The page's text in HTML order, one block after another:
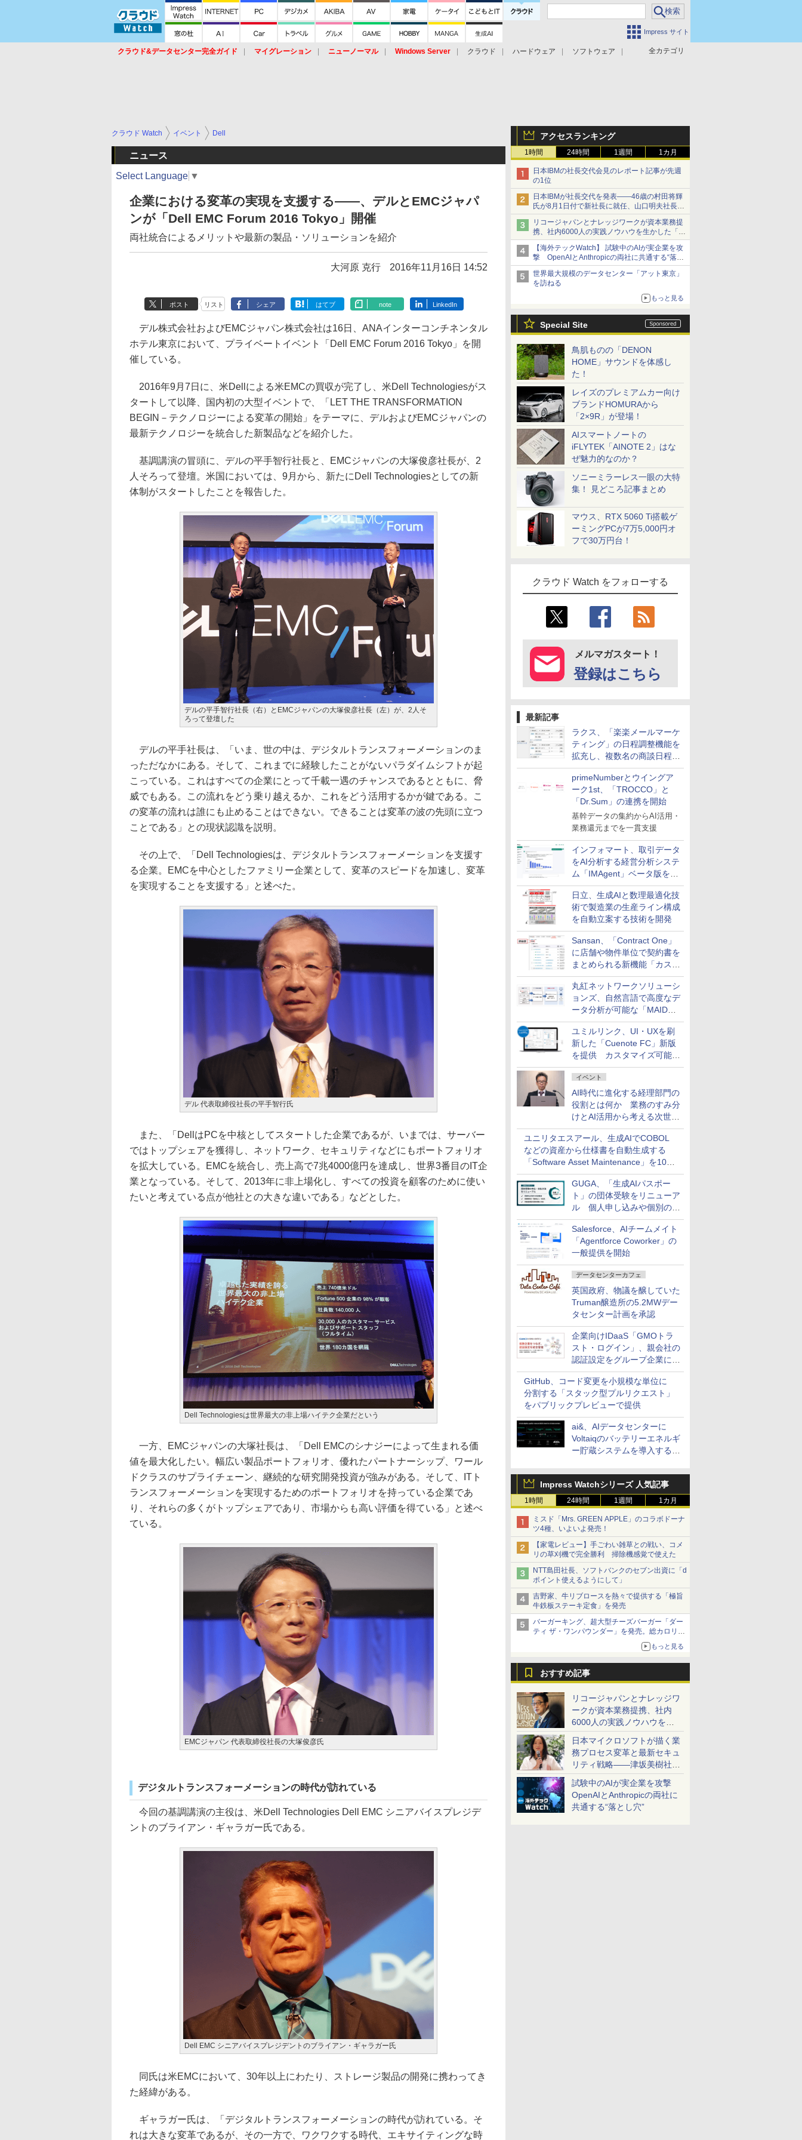
Impress サイト
全カテゴリ
クラウド&データセンター完全ガイド マイグレーション ニューノーマル Windows Server クラウド ハードウェア
ソフトウェア
アクセスランキング
1時間 24時間 1週間 1カ月
日本IBMの社長交代会見のレポート記事が先週
の1位
日本IBMが社長交代を発表――46歳の村田将輝
氏が8月1日付で新社長に就任、山口明夫社長は
会長へ
リコージャパンとナレッジワークが資本業務提
携、社内6000人の実践ノウハウを生かした「AI
商談記録 for RICOH」を展開へ
【海外テックWatch】 試験中のAIが実企業を攻
撃 OpenAIとAnthropicの両社に共通する“落と
し穴”
世界最大規模のデータセンター「アット東京」
を訪ねる
もっと見る
Special Site
鳥肌ものの「DENON
HOME」サウンドを体感し
た！
レイズのプレミアムカー向け
ブランドHOMURAから
「2×9R」が登場！
AIスマートノートの
iFLYTEK「AINOTE 2」はな
ぜ魅力的なのか？
ソニーミラーレス一眼の大特
集！ 見どころ記事まとめ
マウス、RTX 5060 Ti搭載ゲ
ーミングPCが7万5,000円オ
フで30万円台！
クラウド Watch をフォローする
メルマガスタート！
登録はこちら
最新記事
ラクス、「楽楽メールマーケ
ティング」の日程調整機能を
拡充し、複数名の商談日程調
整を効率化
primeNumberとウイングア
ーク1st、「TROCCO」と
「Dr.Sum」の連携を開始
基幹データの集約からAI活用・
業務還元までを一貫支援
インフォマート、取引データ
をAI分析する経営分析システ
ム「IMAgent」ベータ版を提
供
日立、生成AIと数理最適化技
術で製造業の生産ライン構成
を自動立案する技術を開発
Sansan、「Contract One」
に店舗や物件単位で契約書を
まとめられる新機能「カスタ
ム契約ツリー」を追加
丸紅ネットワークソリューシ
ョンズ、自然言語で高度なデ
ータ分析が可能な「MAIDOA
AI ASSIST」を9月より提供
ユミルリンク、UI・UXを刷
新した「Cuenote FC」新版
を提供 カスタマイズ可能な
ダッシュボード画面を搭載
イベント
AI時代に進化する経理部門の
役割とは何か 業務のすみ分
けとAI活用から考える次世代
ファイナンス戦略
ユニリタエスアール、生成AIでCOBOL
などの資産から仕様書を自動生成する
「Software Asset Maintenance」を10月
に発売
GUGA、「生成AIパスポー
ト」の団体受験をリニューア
ル 個人申し込みや個別の支
払いなどに対応
Salesforce、AIチームメイト
「Agentforce Coworker」の
一般提供を開始
データセンターカフェ
英国政府、物議を醸していた
Truman醸造所の5.2MWデー
タセンター計画を承認
企業向けIDaaS「GMOトラ
スト・ログイン」、親会社の
認証設定をグループ企業に展
開できる新機能を提供
GitHub、コード変更を小規模な単位に
分割する「スタック型プルリクエスト」
をパブリックプレビューで提供
ai&、AIデータセンターに
Voltaiqのバッテリーエネルギ
ー貯蔵システムを導入する計
Impress Watchシリーズ 人気記事
1時間 24時間 1週間 1カ月
ミスド「Mrs. GREEN APPLE」のコラボドーナ
ツ4種、いよいよ発売！
【家電レビュー】手ごわい雑草との戦い、コメ
リの草刈機で完全勝利 掃除機感覚で使えた
NTT島田社長、ソフトバンクのセブン出資に「d
ポイント使えるようにして」
吉野家、牛リブロースを熱々で提供する「極旨
牛鉄板ステーキ定食」を発売
バーガーキング、超大型チーズバーガー「ダー
ティ ザ・ワンパウンダー」を発売。総カロリー
もっと見る
おすすめ記事
リコージャパンとナレッジワ
ークが資本業務提携、社内
6000人の実践ノウハウを生
かした「AI商談記録 for
RICOH」を展開へ
日本マイクロソフトが描く業
務プロセス変革と最新セキュ
リティ戦略――津坂美樹社長
が2027年度戦略を説明
試験中のAIが実企業を攻撃
OpenAIとAnthropicの両社に
共通する“落とし穴”
クラウド Watch イベント Dell
ニュース
Select Language ▼
企業における変革の実現を支援する――、デルとEMCジャパ
ンが「Dell EMC Forum 2016 Tokyo」開催
両社統合によるメリットや最新の製品・ソリューションを紹介
大河原 克行 2016年11月16日 14:52
ポスト リスト シェア はてブ note LinkedIn
デル株式会社およびEMCジャパン株式会社は16日、ANAインターコンチネンタル
ホテル東京において、プライベートイベント「Dell EMC Forum 2016 Tokyo」を開
催している。
2016年9月7日に、米Dellによる米EMCの買収が完了し、米Dell Technologiesがス
タートして以降、国内初の大型イベントで、「LET THE TRANSFORMATION
BEGIN－テクノロジーによる変革の開始」をテーマに、デルおよびEMCジャパンの
最新テクノロジーを統合した新製品などを紹介した。
基調講演の冒頭に、デルの平手智行社長と、EMCジャパンの大塚俊彦社長が、2
人そろって登壇。米国においては、9月から、新たにDell Technologiesとしての新
体制がスタートしたことを報告した。
デルの平手智行社長（右）とEMCジャパンの大塚俊彦社長（左）が、2人そ
ろって登壇した
デルの平手社長は、「いま、世の中は、デジタルトランスフォーメーションのま
っただなかにある。そして、これまでに経験したことがないパラダイムシフトが起
こっている。これはすべての企業にとって千載一遇のチャンスであるとともに、脅
威でもある。この流れをどう乗り越えるか、これをどう活用するかが鍵である。こ
の変革の流れは誰にも止めることはできない。できることは変革の波の先頭に立つ
ことである」との現状認識を説明。
その上で、「Dell Technologiesは、デジタルトランスフォーメーションを支援す
る企業。EMCを中心としたファミリー企業として、変革のスピードを加速し、変革
を実現することを支援する」と述べた。
デル 代表取締役社長の平手智行氏
また、「DellはPCを中核としてスタートした企業であるが、いまでは、サーバー
ではトップシェアを獲得し、ネットワーク、セキュリティなどにもポートフォリオ
を拡大している。EMCを統合し、売上高で7兆4000億円を達成し、世界3番目のIT企
業となっている。そして、2013年に非上場化し、すべての投資を顧客のために使い
たいと考えている点が他社との大きな違いである」などとした。
Dell Technologiesは世界最大の非上場ハイテク企業だという
一方、EMCジャパンの大塚社長は、「Dell EMCのシナジーによって生まれる価
値を最大化したい。幅広い製品ポートフォリオ、優れたパートナーシップ、ワール
ドクラスのサプライチェーン、継続的な研究開発投資が強みがある。そして、ITト
ランスフォーメーションを実現するためのポートフォリオを持っている企業であ
り、それらの多くがトップシェアであり、市場からも高い評価を得ている」と述べ
ている。
EMCジャパン 代表取締役社長の大塚俊彦氏
デジタルトランスフォーメーションの時代が訪れている
今回の基調講演の主役は、米Dell Technologies Dell EMC シニアバイスプレジデ
ントのブライアン・ギャラガー氏である。
Dell EMC シニアバイスプレジデントのブライアン・ギャラガー氏
同氏は米EMCにおいて、30年以上にわたり、ストレージ製品の開発に携わってき
た経緯がある。
ギャラガー氏は、「デジタルトランスフォーメーションの時代が訪れている。そ
れは大きな変革であるが、その一方で、ワクワクする時代、エキサイティングな時